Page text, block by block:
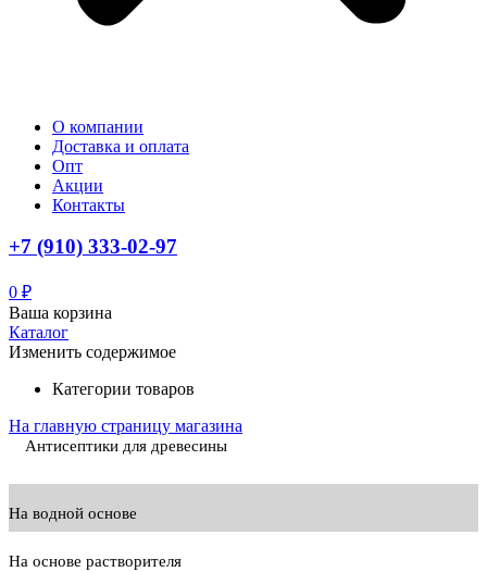
О компании
Доставка и оплата
Опт
Акции
Контакты
+7 (910) 333-02-97
0 ₽
Ваша корзина
Каталог
Изменить содержимое
Категории товаров
На главную страницу магазина
Антисептики для древесины
На водной основе
На основе растворителя